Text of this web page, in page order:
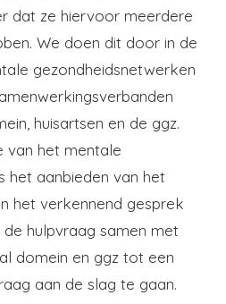
dat ze hiervoor meerdere
We doen dit door in de
gezondheidsnetwerken
huisartsen en de ggz.
van het mentale
het aanbieden van het
het verkennend gesprek
hulpvraag samen met
domein en ggz tot een
aan de slag te gaan.